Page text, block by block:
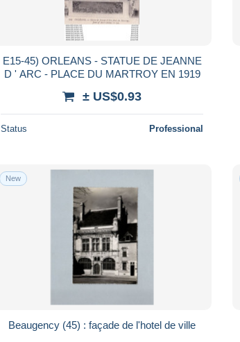
E15-45) ORLEANS - STATUE DE JEANNE
D ' ARC - PLACE DU MARTROY EN 1919
± US$0.93
Status Professional
New
Beaugency (45) : façade de l'hotel de ville